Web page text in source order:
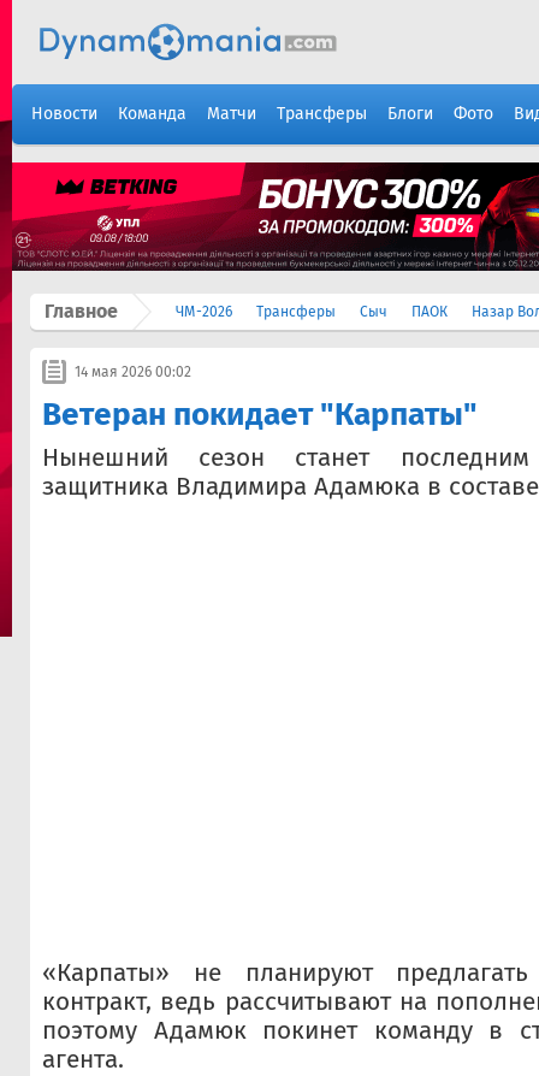
Новости Команда Матчи Трансферы Блоги Фото
Главное ЧМ-2026 Трансферы Сыч ПАОК Назар
14 мая 2026 00:02
Ветеран покидает "Карпаты"
Нынешний сезон станет
защитника Владимира Адамюка в
«Карпаты» не планируют
контракт, ведь рассчитывают на
поэтому Адамюк покинет команду в
агента.